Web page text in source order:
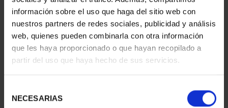
información sobre el uso que haga del sitio web con
nuestros partners de redes sociales, publicidad y análisis
web, quienes pueden combinarla con otra información
que les haya proporcionado o que hayan recopilado a
partir del uso que haya hecho de sus servicios.
NECESARIAS
1.245,00 €